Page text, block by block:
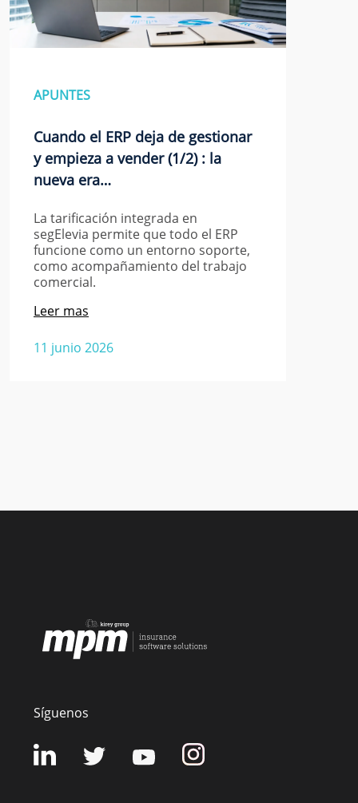
APUNTES
Cuando el ERP deja de gestionar
y empieza a vender (1/2) : la
nueva era…
La tarificación integrada en
segElevia permite que todo el ERP
funcione como un entorno soporte,
como acompañamiento del trabajo
comercial.
11 junio 2026
Leer mas
Síguenos